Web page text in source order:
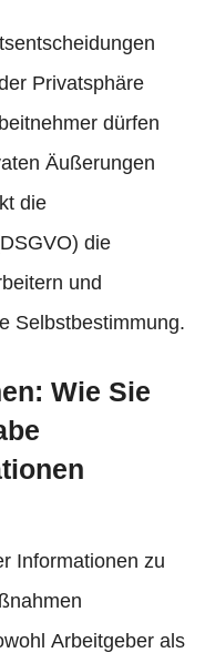
Privatsphäre
dürfen
Äußerungen
die
die
und
Selbstbestimmung.
Wie Sie
Informationen zu
Arbeitgeber als